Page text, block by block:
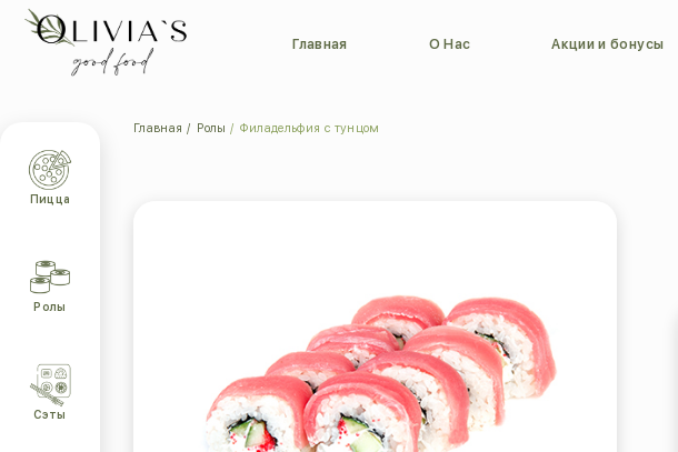
Главная О Нас Акции и бонусы
Пицца
Ролы
Сэты
Главная Ролы Филадельфия с тунцом